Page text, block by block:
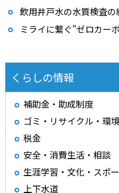
くらしの情報
補助金・助成制度
ゴミ・リサイクル・環境
税金
安全・消費生活・相談
生涯学習・文化・スポ
上下水道
飲用井戸水の水質検査
ミライに繋ぐ"ゼロカー